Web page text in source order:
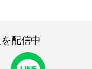
配信中